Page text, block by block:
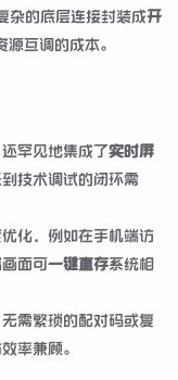
杂的底层连接封装成开
互调的成本。
罕见地集成了实时屏
技术调试的闭环需
化，例如在手机端访
面可一键直存系统相
需繁琐的配对码或复
率兼顾。